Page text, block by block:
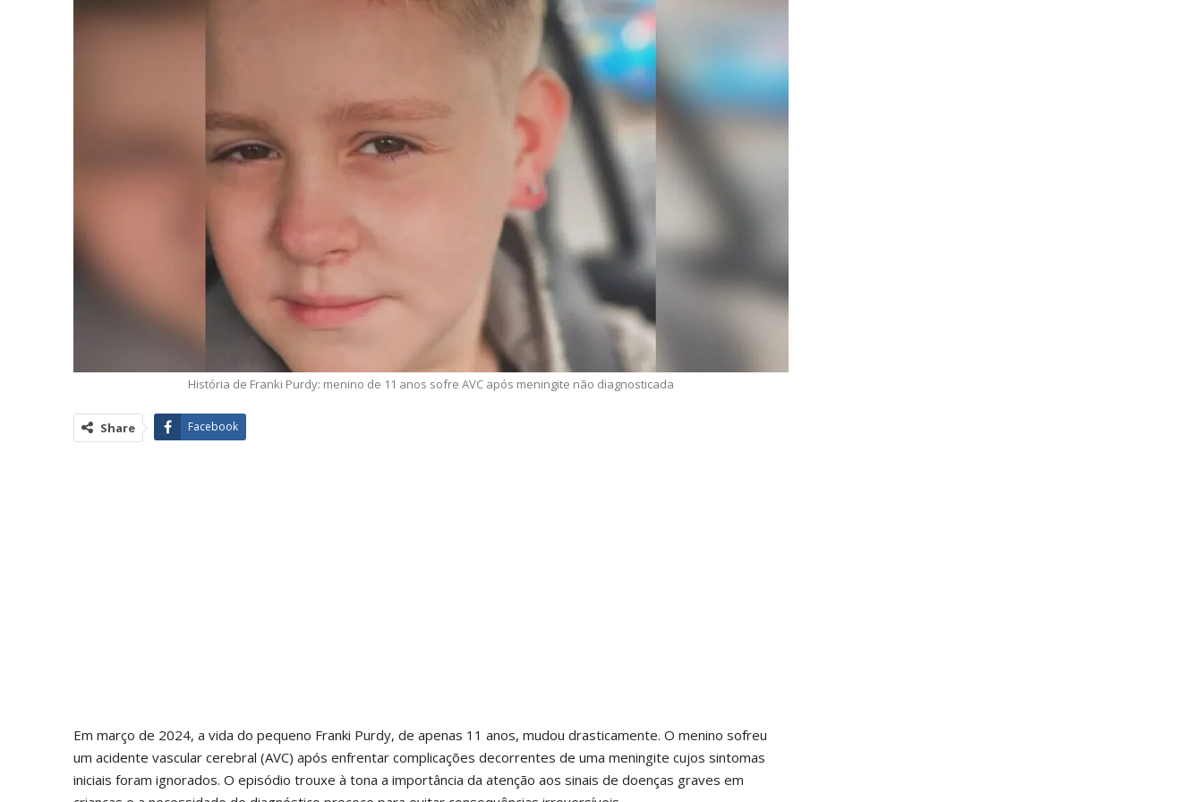
História de Franki Purdy: menino de 11 anos sofre AVC após meningite não diagnosticada
Share Facebook
Em março de 2024, a vida do pequeno Franki Purdy, de apenas 11 anos, mudou drasticamente. O menino sofreu
um acidente vascular cerebral (AVC) após enfrentar complicações decorrentes de uma meningite cujos sintomas
iniciais foram ignorados. O episódio trouxe à tona a importância da atenção aos sinais de doenças graves em